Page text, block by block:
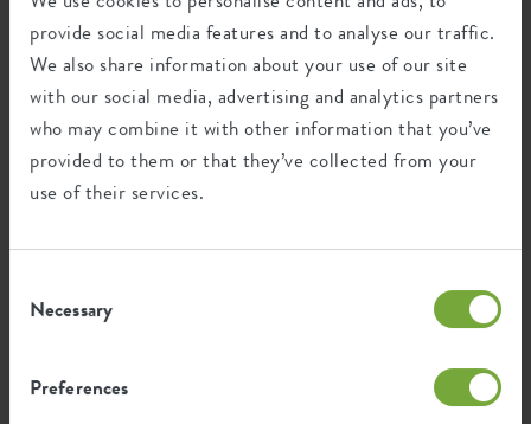
provide social media features and to analyse our traffic.
We also share information about your use of our site
with our social media, advertising and analytics partners
who may combine it with other information that you’ve
provided to them or that they’ve collected from your
use of their services.
Selection
Necessary
Preferences
8711904530303
SKU
7910304512500
Fabriqué au Benelux
Designer : Cees Kranen
Après de nombreuses promenades dans des villes, l'idée est
venue d'égayer les balcons avec style et fonctionnalité.
Concevoir un objet dans lequel les plantes et les fleurs jouent le
jardinières de balcon barcelona, qui allie une élégance
Recyclage